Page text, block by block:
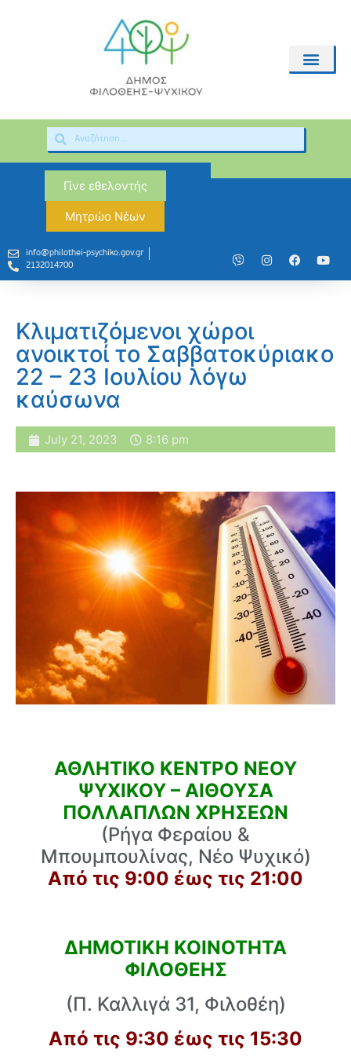
Γίνε εθελοντής
Μητρώο Νέων
info@philothei-psychiko.gov.gr
2132014700
Κλιματιζόμενοι χώροι
ανοικτοί το Σαββατοκύριακο
22 – 23 Ιουλίου λόγω
καύσωνα
July 21, 2023 8:16 pm
ΑΘΛΗΤΙΚΟ ΚΕΝΤΡΟ ΝΕΟΥ
ΨΥΧΙΚΟΥ – ΑΙΘΟΥΣΑ
ΠΟΛΛΑΠΛΩΝ ΧΡΗΣΕΩΝ
(Ρήγα Φεραίου &
Μπουμπουλίνας, Νέο Ψυχικό)
Από τις 9:00 έως τις 21:00
ΔΗΜΟΤΙΚΗ ΚΟΙΝΟΤΗΤΑ
ΦΙΛΟΘΕΗΣ
(Π. Καλλιγά 31, Φιλοθέη)
Από τις 9:30 έως τις 15:30